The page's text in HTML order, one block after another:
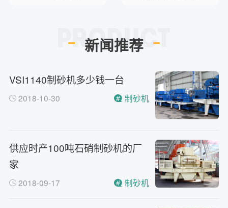
新闻推荐
VSI1140制砂机多少钱一台
2018-10-30 制砂机
供应时产100吨石硝制砂机的厂
家
2018-09-17 制砂机